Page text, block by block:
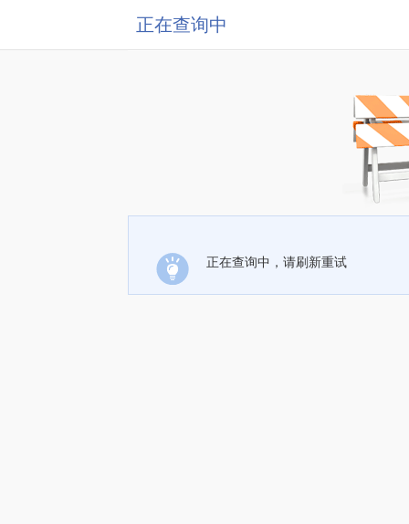
正在查询中
正在查询中，请刷新重试